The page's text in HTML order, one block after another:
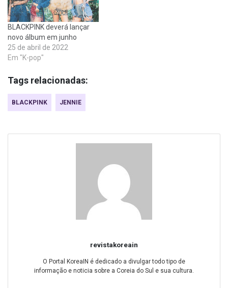
BLACKPINK deverá lançar
novo álbum em junho
25 de abril de 2022
Em "K-pop"
Tags relacionadas:
BLACKPINK JENNIE
revistakoreain
O Portal KoreaIN é dedicado a divulgar todo tipo de
informação e noticia sobre a Coreia do Sul e sua cultura.